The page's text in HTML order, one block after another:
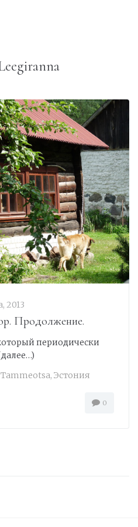
2013
Продолжение.
периодически
Tammeotsa, Эстония
0